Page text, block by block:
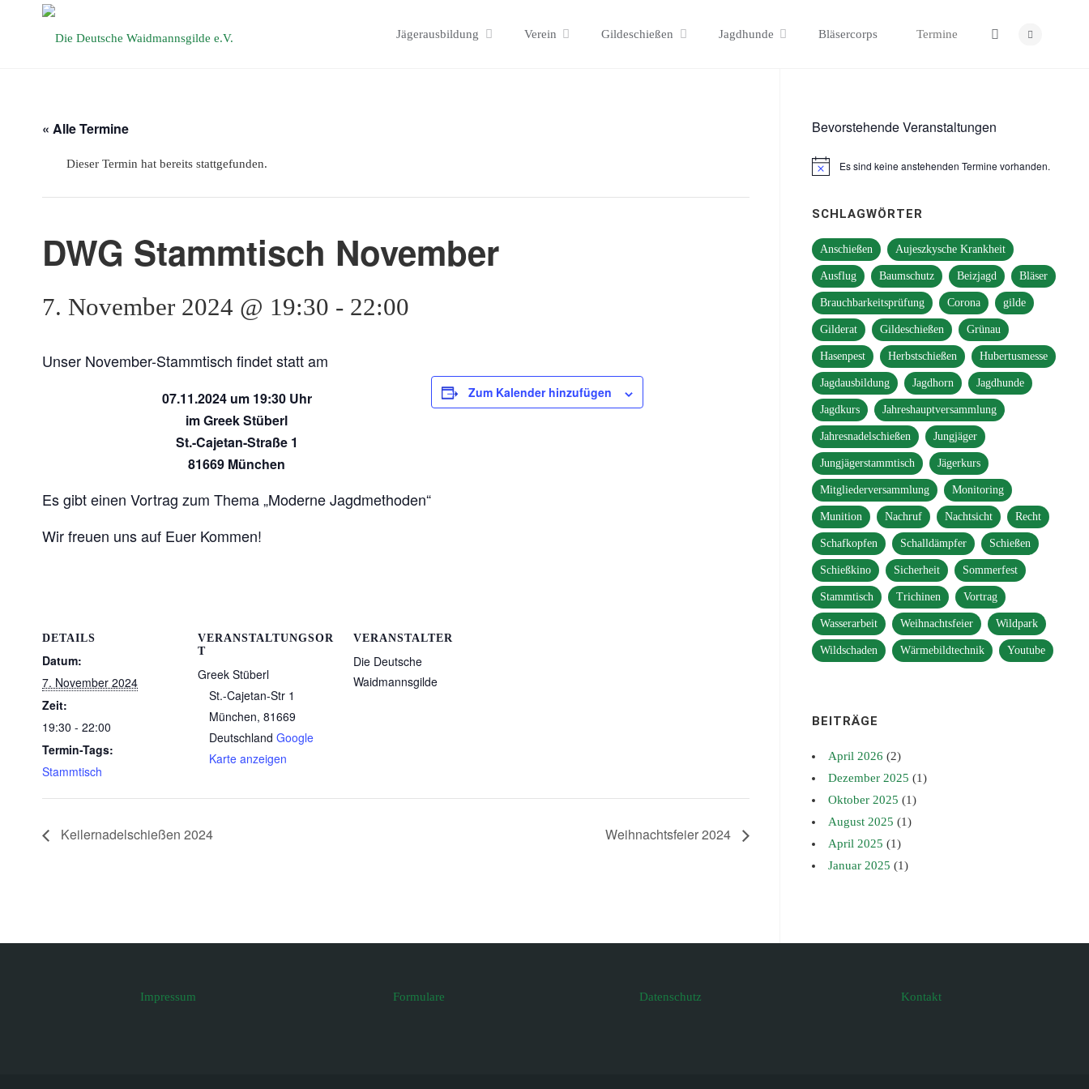
Jägerausbildung Verein Gildeschießen Jagdhunde Bläsercorps Termine
« Alle Termine
Dieser Termin hat bereits stattgefunden.
DWG Stammtisch November
7. November 2024 @ 19:30 - 22:00
Unser November-Stammtisch findet statt am
07.11.2024 um 19:30 Uhr
im Greek Stüberl
St.-Cajetan-Straße 1
81669 München
Es gibt einen Vortrag zum Thema „Moderne Jagdmethoden“
Wir freuen uns auf Euer Kommen!
Zum Kalender hinzufügen
DETAILS
Datum:
7. November 2024
Zeit:
19:30 - 22:00
Termin-Tags:
Stammtisch
VERANSTALTUNGSOR
T
Greek Stüberl
St.-Cajetan-Str 1
München, 81669
Deutschland Google
Karte anzeigen
VERANSTALTER
Die Deutsche
Waidmannsgilde
Keilernadelschießen 2024 Weihnachtsfeier 2024
Bevorstehende Veranstaltungen
HinweisEs sind keine anstehenden Termine vorhanden.
SCHLAGWÖRTER
Anschießen Aujeszkysche Krankheit
Ausflug Baumschutz Beizjagd Bläser
Brauchbarkeitsprüfung Corona gilde
Gilderat Gildeschießen Grünau
Hasenpest Herbstschießen Hubertusmesse
Jagdausbildung Jagdhorn Jagdhunde
Jagdkurs Jahreshauptversammlung
Jahresnadelschießen Jungjäger
Jungjägerstammtisch Jägerkurs
Mitgliederversammlung Monitoring
Munition Nachruf Nachtsicht Recht
Schafkopfen Schalldämpfer Schießen
Schießkino Sicherheit Sommerfest
Stammtisch Trichinen Vortrag
Wasserarbeit Weihnachtsfeier Wildpark
Wildschaden Wärmebildtechnik Youtube
BEITRÄGE
April 2026 (2)
Dezember 2025 (1)
Oktober 2025 (1)
August 2025 (1)
April 2025 (1)
Januar 2025 (1)
Impressum Formulare Datenschutz Kontakt